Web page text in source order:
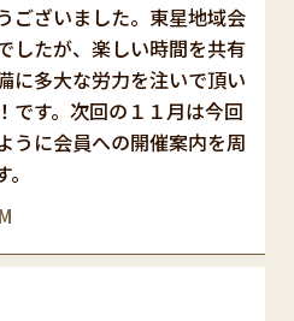
ございました。東星地域会
したが、楽しい時間を共有
に多大な労力を注いで頂い
です。次回の１１月は今回
うに会員への開催案内を周